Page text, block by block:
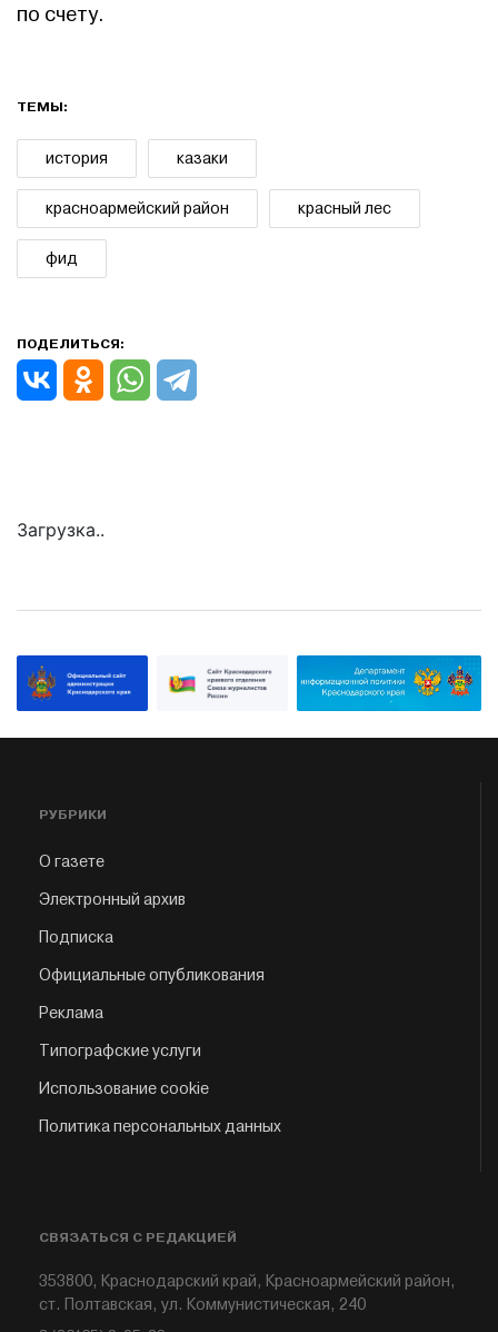
по счету.
ТЕМЫ:
история казаки
красноармейский район красный лес
фид
ПОДЕЛИТЬСЯ:
Загрузка..
РУБРИКИ
О газете
Электронный архив
Подписка
Официальные опубликования
Реклама
Типографские услуги
Использование cookie
Политика персональных данных
СВЯЗАТЬСЯ С РЕДАКЦИЕЙ
353800, Краснодарский край, Красноармейский район,
ст. Полтавская, ул. Коммунистическая, 240